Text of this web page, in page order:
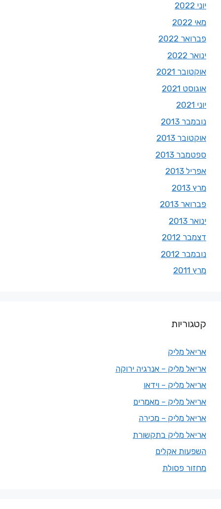
יוני 2022
מאי 2022
פברואר 2022
ינואר 2022
אוקטובר 2021
אוגוסט 2021
יוני 2021
נובמבר 2013
אוקטובר 2013
ספטמבר 2013
אפריל 2013
מרץ 2013
פברואר 2013
ינואר 2013
דצמבר 2012
נובמבר 2012
מרץ 2011
קטגוריות
אריאל מליק
אריאל מליק – אנרגיה ירוקה
אריאל מליק – וידאו
אריאל מליק – מאמרים
אריאל מליק – מכירה
אריאל מליק בתקשורת
השפעות אקלים
מחזור פסולת